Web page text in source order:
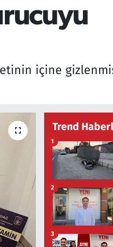
içine
Trend
1
2
3